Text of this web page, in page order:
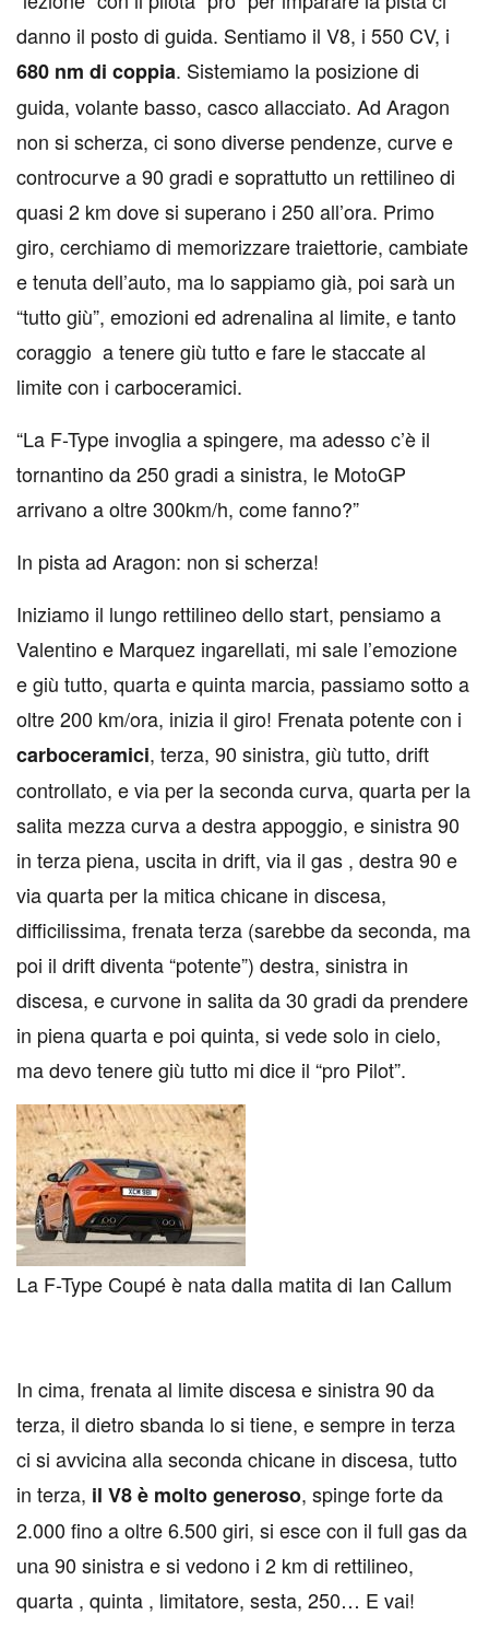
danno il posto di guida. Sentiamo il V8, i 550 CV, i
680 nm di coppia. Sistemiamo la posizione di
guida, volante basso, casco allacciato. Ad Aragon
non si scherza, ci sono diverse pendenze, curve e
controcurve a 90 gradi e soprattutto un rettilineo di
quasi 2 km dove si superano i 250 all’ora. Primo
giro, cerchiamo di memorizzare traiettorie, cambiate
e tenuta dell’auto, ma lo sappiamo già, poi sarà un
“tutto giù”, emozioni ed adrenalina al limite, e tanto
coraggio a tenere giù tutto e fare le staccate al
limite con i carboceramici.
“La F-Type invoglia a spingere, ma adesso c’è il
tornantino da 250 gradi a sinistra, le MotoGP
arrivano a oltre 300km/h, come fanno?”
In pista ad Aragon: non si scherza!
Iniziamo il lungo rettilineo dello start, pensiamo a
Valentino e Marquez ingarellati, mi sale l’emozione
e giù tutto, quarta e quinta marcia, passiamo sotto a
oltre 200 km/ora, inizia il giro! Frenata potente con i
carboceramici, terza, 90 sinistra, giù tutto, drift
controllato, e via per la seconda curva, quarta per la
salita mezza curva a destra appoggio, e sinistra 90
in terza piena, uscita in drift, via il gas , destra 90 e
via quarta per la mitica chicane in discesa,
difficilissima, frenata terza (sarebbe da seconda, ma
poi il drift diventa “potente”) destra, sinistra in
discesa, e curvone in salita da 30 gradi da prendere
in piena quarta e poi quinta, si vede solo in cielo,
ma devo tenere giù tutto mi dice il “pro Pilot”.
La F-Type Coupé è nata dalla matita di Ian Callum
In cima, frenata al limite discesa e sinistra 90 da
terza, il dietro sbanda lo si tiene, e sempre in terza
ci si avvicina alla seconda chicane in discesa, tutto
in terza, il V8 è molto generoso, spinge forte da
2.000 fino a oltre 6.500 giri, si esce con il full gas da
una 90 sinistra e si vedono i 2 km di rettilineo,
quarta , quinta , limitatore, sesta, 250… E vai!